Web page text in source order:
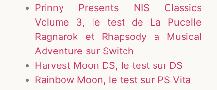
Prinny Presents NIS Classics
Volume 3, le test de La Pucelle
Ragnarok et Rhapsody a Musical
Adventure sur Switch
Harvest Moon DS, le test sur DS
Rainbow Moon, le test sur PS Vita